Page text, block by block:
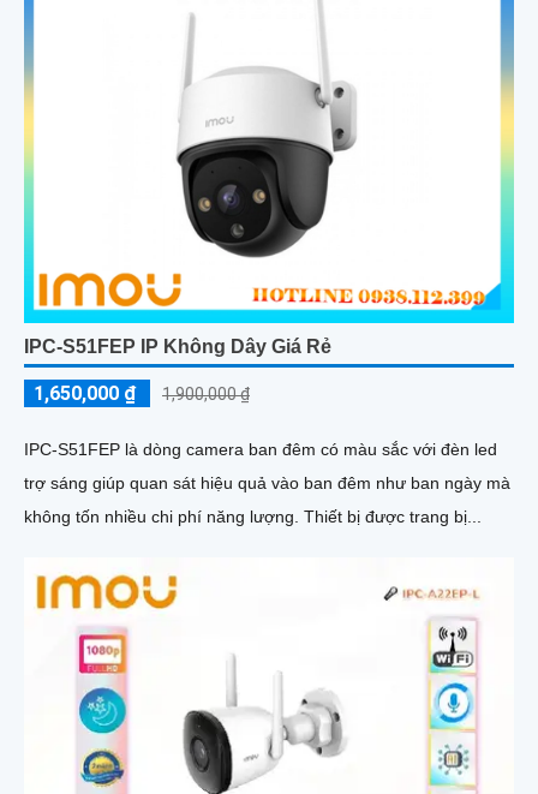
IPC-S51FEP IP Không Dây Giá Rẻ
1,650,000 ₫ 1,900,000 ₫
IPC-S51FEP là dòng camera ban đêm có màu sắc với đèn led
trợ sáng giúp quan sát hiệu quả vào ban đêm như ban ngày mà
không tốn nhiều chi phí năng lượng. Thiết bị được trang bị...